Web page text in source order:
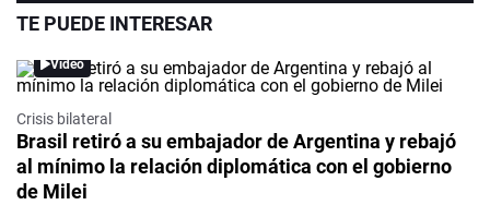
TE PUEDE INTERESAR
Video
Crisis bilateral
Brasil retiró a su embajador de Argentina y rebajó
al mínimo la relación diplomática con el gobierno
de Milei